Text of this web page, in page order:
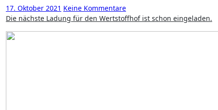
17. Oktober 2021 Keine Kommentare
Die nächste Ladung für den Wertstoffhof ist schon eingeladen.